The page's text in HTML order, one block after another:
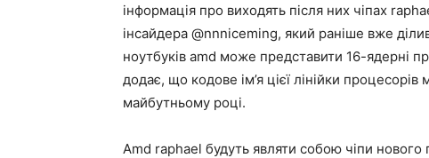
інформація про виходять після них чіпах
інсайдера @nnniceming, який раніше вже
ноутбуків amd може представити 16-ядерні
додає, що кодове ім’я цієї лінійки
майбутньому році.
Amd raphael будуть являти собою чіпи